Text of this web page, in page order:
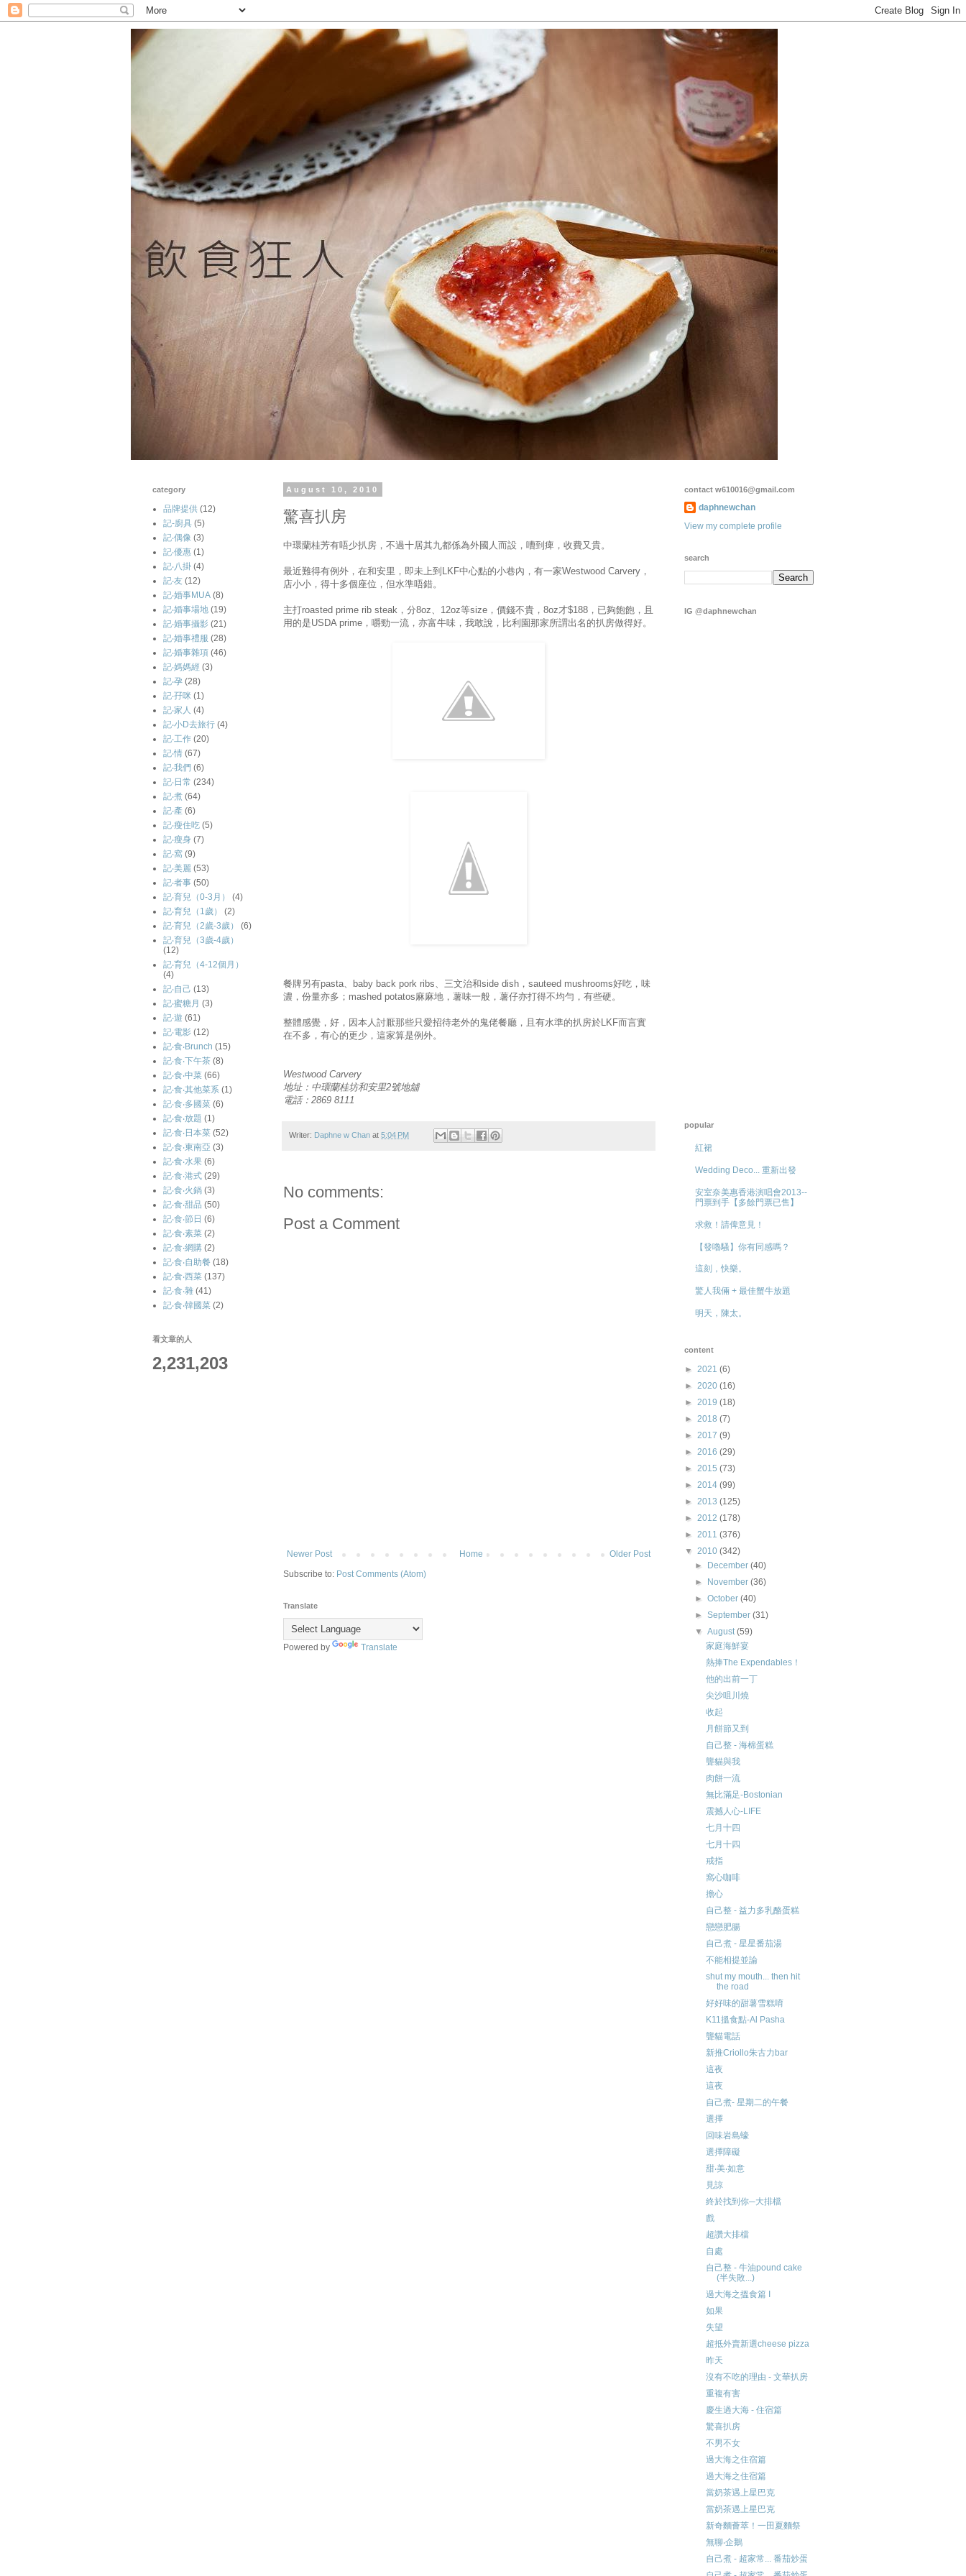
August 10, 2010
驚喜扒房
中環蘭桂芳有唔少扒房，不過十居其九都係為外國人而設，嘈到痺，收費又貴。
最近難得有例外，在和安里，即未上到LKF中心點的小巷內，有一家Westwood Carvery，
店小小，得十多個座位，但水準唔錯。
主打roasted prime rib steak，分8oz、12oz等size，價錢不貴，8oz才$188，已夠飽飽，且
用的是USDA prime，嚼勁一流，亦富牛味，我敢說，比利園那家所謂出名的扒房做得好。
餐牌另有pasta、baby back pork ribs、三文治和side dish，sauteed mushrooms好吃，味
濃，份量亦多；mashed potatos麻麻地，薯味一般，薯仔亦打得不均勻，有些硬。
整體感覺，好，因本人討厭那些只愛招待老外的鬼佬餐廳，且有水準的扒房於LKF而言實
在不多，有心的更少，這家算是例外。
Westwood Carvery
地址：中環蘭桂坊和安里2號地舖
電話：2869 8111
Writer: Daphne w Chan at 5:04 PM
No comments:
Post a Comment
Newer Post Older Post
Home
Subscribe to: Post Comments (Atom)
Translate
Powered by Translate
category
品牌提供 (12)
記-廚具 (5)
記‧偶像 (3)
記‧優惠 (1)
記‧八掛 (4)
記‧友 (12)
記‧婚事MUA (8)
記‧婚事場地 (19)
記‧婚事攝影 (21)
記‧婚事禮服 (28)
記‧婚事雜項 (46)
記‧媽媽經 (3)
記‧孕 (28)
記‧孖咪 (1)
記‧家人 (4)
記‧小D去旅行 (4)
記‧工作 (20)
記‧情 (67)
記‧我們 (6)
記‧日常 (234)
記‧煮 (64)
記‧產 (6)
記‧瘦住吃 (5)
記‧瘦身 (7)
記‧窩 (9)
記‧美麗 (53)
記‧者事 (50)
記‧育兒（0-3月）
(4)
記‧育兒（1歲）
(2)
記‧育兒（2歲-3歲）
(6)
記‧育兒（3歲-4歲）
(12)
記‧育兒（4-12個月）
(4)
記‧自己 (13)
記‧蜜糖月 (3)
記‧遊 (61)
記‧電影 (12)
記‧食‧Brunch (15)
記‧食‧下午茶 (8)
記‧食‧中菜 (66)
記‧食‧其他菜系 (1)
記‧食‧多國菜 (6)
記‧食‧放題 (1)
記‧食‧日本菜 (52)
記‧食‧東南亞 (3)
記‧食‧水果 (6)
記‧食‧港式 (29)
記‧食‧火鍋 (3)
記‧食‧甜品 (50)
記‧食‧節日 (6)
記‧食‧素菜 (2)
記‧食‧網購 (2)
記‧食‧自助餐 (18)
記‧食‧西菜 (137)
記‧食‧雜 (41)
記‧食‧韓國菜 (2)
看文章的人
2,231,203
contact w610016@gmail.com
daphnewchan
View my complete profile
search
IG @daphnewchan
popular
紅裙
Wedding Deco... 重新出發
安室奈美惠香港演唱會2013--
門票到手【多餘門票已售】
求救！請俾意見！
【發嚕騷】你有同感嗎？
這刻，快樂。
驚人我倆 + 最佳蟹牛放題
明天，陳太。
content
► 2021 (6)
► 2020 (16)
► 2019 (18)
► 2018 (7)
► 2017 (9)
► 2016 (29)
► 2015 (73)
► 2014 (99)
► 2013 (125)
► 2012 (178)
► 2011 (376)
▼ 2010 (342)
►
December(40)
►
November(36)
►October(40)
►September(31)
▼August(59)
家庭海鮮宴
熱捧The Expendables！
他的出前一丁
尖沙咀川燒
收起
月餅節又到
自己整 - 海棉蛋糕
聾貓與我
肉餅一流
無比滿足-Bostonian
震撼人心-LIFE
七月十四
七月十四
戒指
窩心咖啡
擔心
自己整 - 益力多乳酪蛋糕
戀戀肥腸
自己煮 - 星星番茄湯
不能相提並論
shut my mouth... then hit
the road
好好味的甜薯雪糕唷
K11搵食點-Al Pasha
聾貓電話
新推Criollo朱古力bar
這夜
這夜
自己煮- 星期二的午餐
選擇
回味岩島蠔
選擇障礙
甜‧美‧如意
見諒
終於找到你─大排檔
戲
超讚大排檔
自處
自己整 - 牛油pound cake
(半失敗...)
過大海之搵食篇 I
如果
失望
超抵外賣新選cheese pizza
昨天
沒有不吃的理由 - 文華扒房
重複有害
慶生過大海 - 住宿篇
驚喜扒房
不男不女
過大海之住宿篇
過大海之住宿篇
當奶茶遇上星巴克
當奶茶遇上星巴克
新奇麵薈萃！一田夏麵祭
無聊‧企鵝
自己煮 - 超家常... 番茄炒蛋